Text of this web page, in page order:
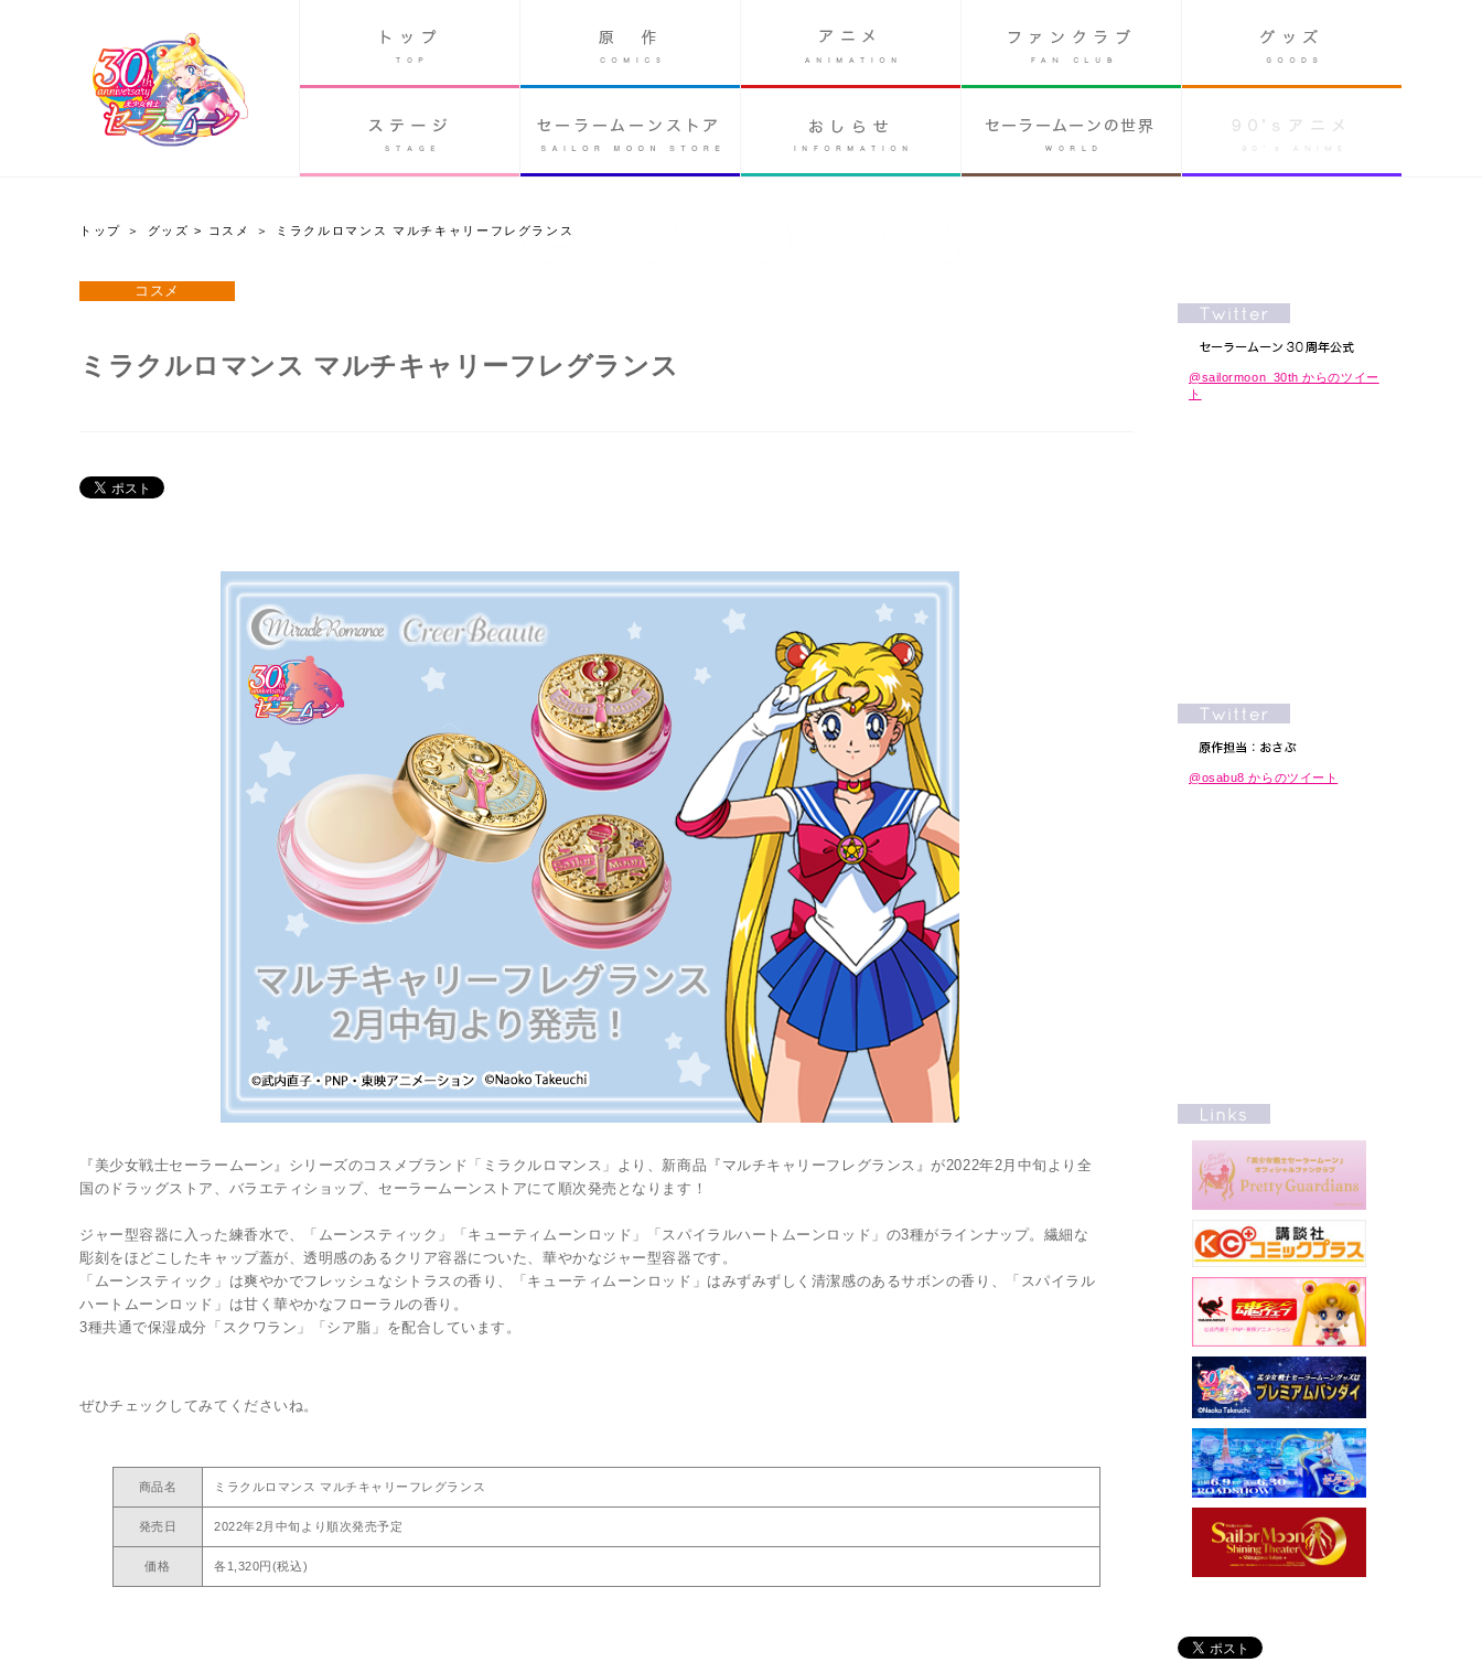
90's アニメPAST ANIME
トップ グッズ > コスメ ミラクルロマンス マルチキャリーフレグランス
コスメ
ミラクルロマンス マルチキャリーフレグランス
『美少女戦士セーラームーン』シリーズのコスメブランド「ミラクルロマンス」より、新商品『マルチキャリーフレグランス』が2022年2月中旬より全
国のドラッグストア、バラエティショップ、セーラームーンストアにて順次発売となります！
ジャー型容器に入った練香水で、「ムーンスティック」「キューティムーンロッド」「スパイラルハートムーンロッド」の3種がラインナップ。繊細な
彫刻をほどこしたキャップ蓋が、透明感のあるクリア容器についた、華やかなジャー型容器です。
「ムーンスティック」は爽やかでフレッシュなシトラスの香り、「キューティムーンロッド」はみずみずしく清潔感のあるサボンの香り、「スパイラル
ハートムーンロッド」は甘く華やかなフローラルの香り。
3種共通で保湿成分「スクワラン」「シア脂」を配合しています。
ぜひチェックしてみてくださいね。
商品名 ミラクルロマンス マルチキャリーフレグランス
発売日 2022年2月中旬より順次発売予定
価格 各1,320円(税込)
@sailormoon_30th からのツイー
ト
Twitter 原作担当：おさぶ@osabu8
@osabu8 からのツイート